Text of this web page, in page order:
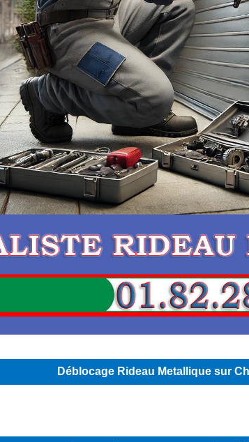
Déblocage Rideau Metallique sur